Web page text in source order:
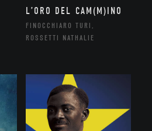
L’ORO DEL CAM(M)INO
FINOCCHIARO TURI,
ROSSETTI NATHALIE